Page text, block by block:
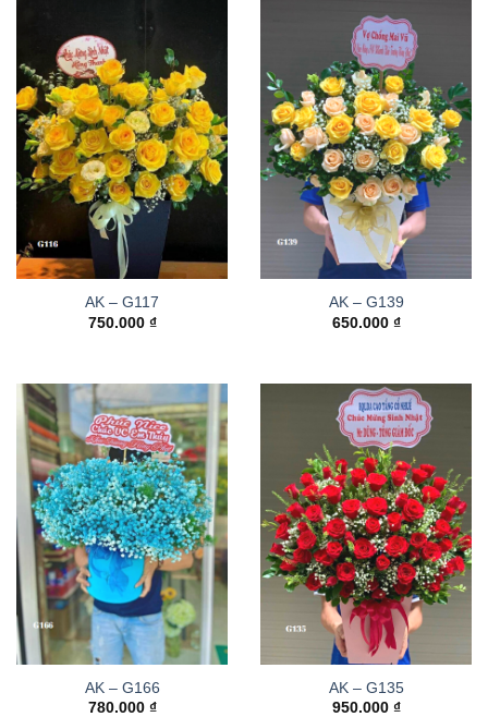
AK – G117
750.000 ₫
AK – G139
650.000 ₫
AK – G166
780.000 ₫
AK – G135
950.000 ₫